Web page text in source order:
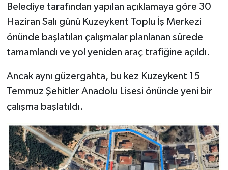
Belediye tarafından yapılan açıklamaya göre 30
Haziran Salı günü Kuzeykent Toplu İş Merkezi
önünde başlatılan çalışmalar planlanan sürede
tamamlandı ve yol yeniden araç trafiğine açıldı.
Ancak aynı güzergahta, bu kez Kuzeykent 15
Temmuz Şehitler Anadolu Lisesi önünde yeni bir
çalışma başlatıldı.
Teknoloji Haberleri
Siyaset Haberleri
Dünya Haberleri
Haber Arşivi